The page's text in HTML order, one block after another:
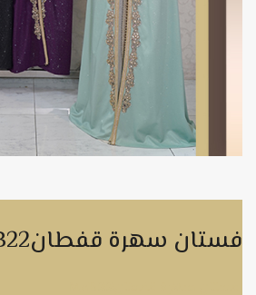
MoB22فستان سهرة قفطان